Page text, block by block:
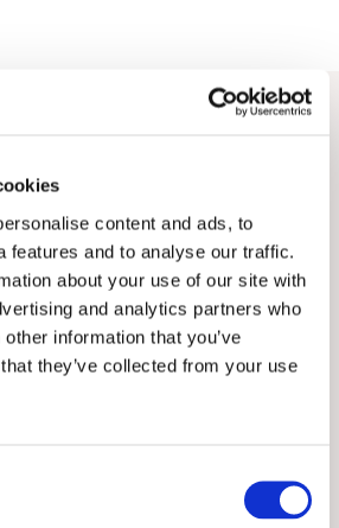
content and ads, to
features and to analyse our traffic.
about your use of our site with
and analytics partners who
information that you’ve
they’ve collected from your use
Shortages,